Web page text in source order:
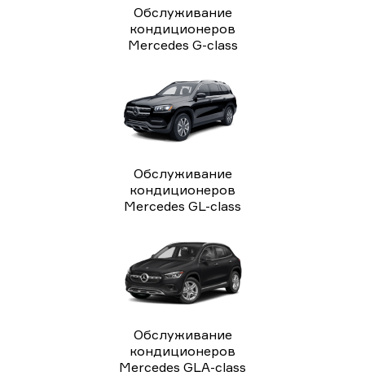
Обслуживание
кондиционеров
Mercedes G-class
Обслуживание
кондиционеров
Mercedes GL-class
Обслуживание
кондиционеров
Mercedes GLA-class